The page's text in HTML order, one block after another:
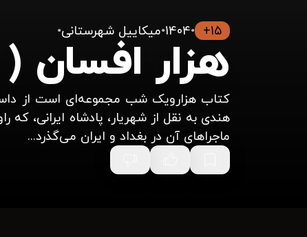
15+
•
1404
•میکاییل شهرستانی• هزار
کتاب هزارویک شب مجموعه‌ای است از
هندی به نقل از شهریار، پادشاه ایرانی،
ماجراهای آن در بغداد و ایران می‌گذرد...